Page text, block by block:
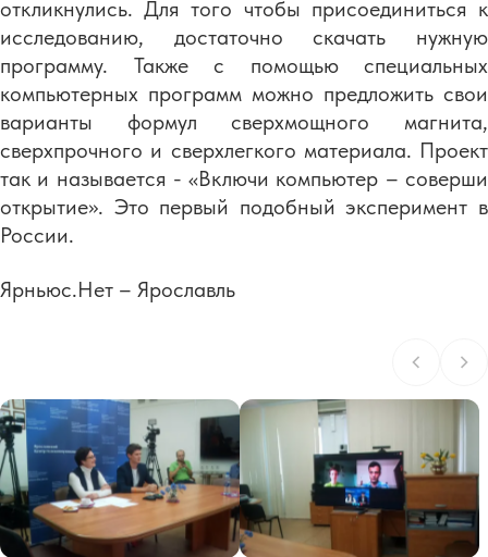
откликнулись. Для того чтобы присоединиться к
исследованию, достаточно скачать нужную
программу. Также с помощью специальных
компьютерных программ можно предложить свои
варианты формул сверхмощного магнита,
сверхпрочного и сверхлегкого материала. Проект
так и называется - «Включи компьютер – соверши
открытие». Это первый подобный эксперимент в
России.
Ярньюс.Нет – Ярославль